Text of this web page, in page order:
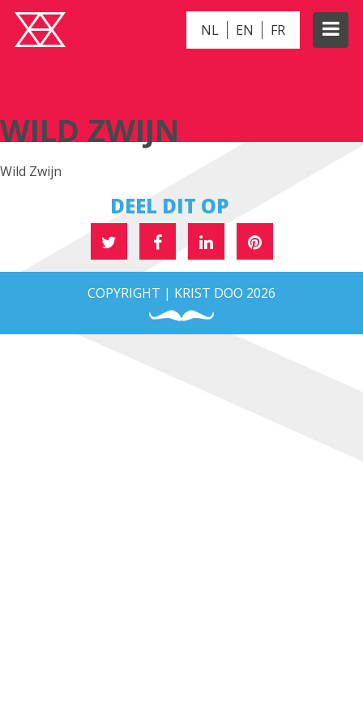
NL EN FR
WILD ZWIJN
Wild Zwijn
DEEL DIT OP
COPYRIGHT | KRIST DOO 2026